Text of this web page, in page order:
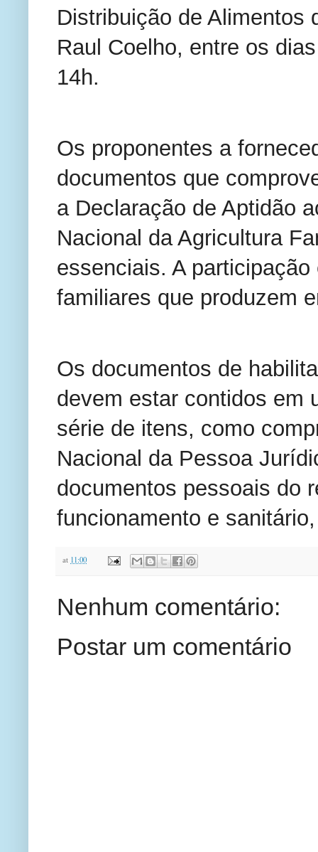
Distribuição de Alimentos
Raul Coelho, entre os
14h.
Os proponentes a
documentos que
a Declaração de Aptidão
Nacional da Agricultura
essenciais. A
familiares que produzem
Os documentos de
devem estar contidos em
série de itens, como
Nacional da Pessoa
documentos pessoais do
funcionamento e
at 11:00
Nenhum comentário:
Postar um comentário